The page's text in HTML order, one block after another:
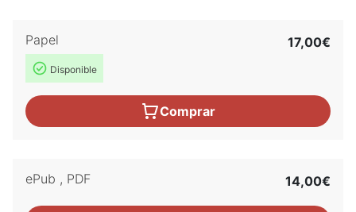
Papel
Disponible
17,00€
Comprar
ePub , PDF 14,00€